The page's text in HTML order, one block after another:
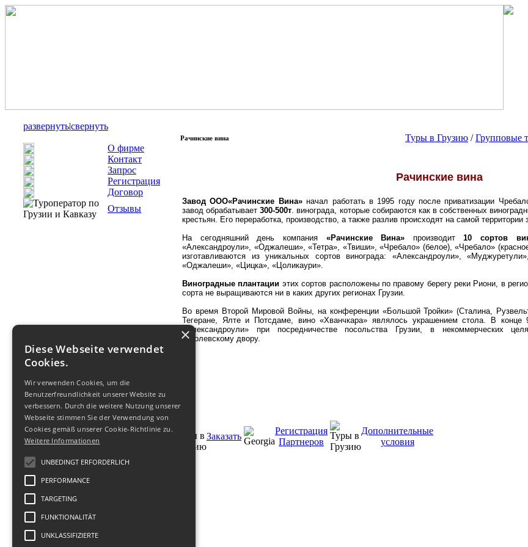
развернуть|свернуть
О фирме
Контакт
Запрос
Регистрация
Договор
Отзывы
Рачинские вина Туры в Грузию /Групповые
Рачинские вина
Завод ООО«Рачинские Вина»начал работать в 1995 году после приватизации
завод обрабатывает300-500т. винограда, которые собираются как в собственных
крестьян. Его переработка, производство, а также разлив происходят на самой территории
На сегодняшний день компания «Рачинские Вина» производит10 сортов
«Александроули», «Оджалеши», «Тетра», «Твиши», «Чребало» (белое), «Чребало»
изготавливаются из уникальных сортов винограда: «Александроули»,
«Оджалеши», «Цицка», «Цоликаури».
Виноградные плантации этих сортов расположены по правому берегу реки Риони, в
сорта не выращиваются ни в каких других регионах Грузии.
Во время Второй Мировой Войны, на конференции «Большой Тройки» (Сталина,
Тегеране, Ялте и Потсдаме, вино «Хванчкара» являлось украшением стола. В конце
«Александроули» при посредничестве посольства Грузии, в некоммерческих
королевскому двору.
Заказать
Регистрация
Партнеров
Дополнительные
условия
© 2011 -
Грузии
×
Diese Webseite verwendet
Cookies.
Wir verwenden Cookies, um die
Benutzerfreundlichkeit unserer Website zu
verbessern. Durch die weitere Nutzung unserer
Webseite stimmen Sie der Verwendung von
Cookies gemäß unserer Cookie-Richtlinie zu.
Weitere Informationen
UNBEDINGT ERFORDERLICH
PERFORMANCE
TARGETING
FUNKTIONALITÄT
UNKLASSIFIZIERTE